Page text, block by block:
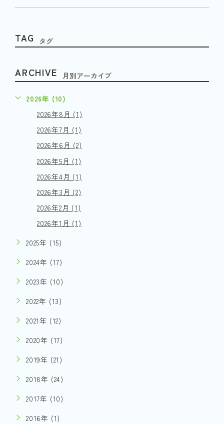
TAG タグ
ARCHIVE 月別アーカイブ
2026年 (10)
2026年8月 (1)
2026年7月 (1)
2026年6月 (2)
2026年5月 (1)
2026年4月 (1)
2026年3月 (2)
2026年2月 (1)
2026年1月 (1)
2025年 (15)
2024年 (17)
2023年 (10)
2022年 (13)
2021年 (12)
2020年 (17)
2019年 (21)
2018年 (24)
2017年 (10)
2016年 (1)